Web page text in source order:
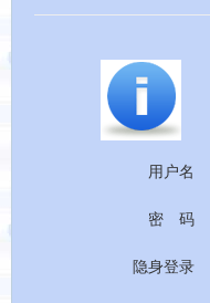
用户名
密 码
隐身登录